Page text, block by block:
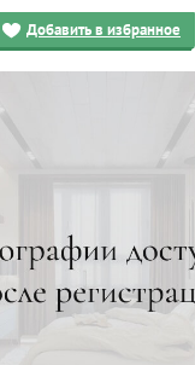
Добавить в избранное